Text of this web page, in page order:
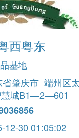
西粤东
基地
省肇庆市 端州区
慧城B1—2—601
12-30 01:05:02